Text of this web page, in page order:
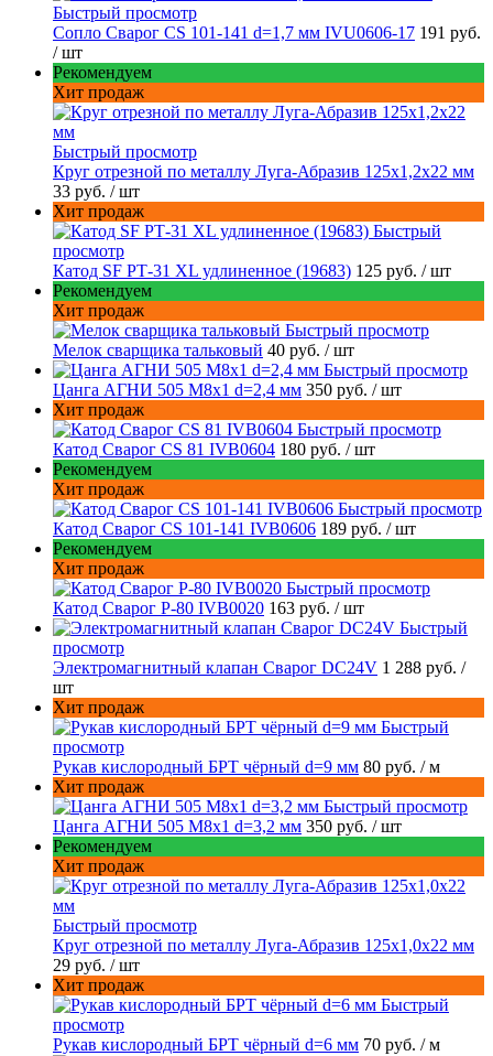
Быстрый просмотр
Сопло Сварог CS 101-141 d=1,7 мм IVU0606-17 191 руб.
/ шт
Рекомендуем
Хит продаж
Быстрый просмотр
Круг отрезной по металлу Луга-Абразив 125x1,2x22 мм
33 руб. / шт
Хит продаж
Быстрый
просмотр
Катод SF РТ-31 XL удлиненное (19683) 125 руб. / шт
Рекомендуем
Хит продаж
Быстрый просмотр
Мелок сварщика тальковый 40 руб. / шт
Быстрый просмотр
Цанга АГНИ 505 М8х1 d=2,4 мм 350 руб. / шт
Хит продаж
Быстрый просмотр
Катод Сварог CS 81 IVB0604 180 руб. / шт
Рекомендуем
Хит продаж
Быстрый просмотр
Катод Сварог CS 101-141 IVB0606 189 руб. / шт
Рекомендуем
Хит продаж
Быстрый просмотр
Катод Сварог P-80 IVB0020 163 руб. / шт
Быстрый
просмотр
Электромагнитный клапан Сварог DC24V 1 288 руб. /
шт
Хит продаж
Быстрый
просмотр
Рукав кислородный БРТ чёрный d=9 мм 80 руб. / м
Хит продаж
Быстрый просмотр
Цанга АГНИ 505 М8х1 d=3,2 мм 350 руб. / шт
Рекомендуем
Хит продаж
Быстрый просмотр
Круг отрезной по металлу Луга-Абразив 125x1,0x22 мм
29 руб. / шт
Хит продаж
Быстрый
просмотр
Рукав кислородный БРТ чёрный d=6 мм 70 руб. / м